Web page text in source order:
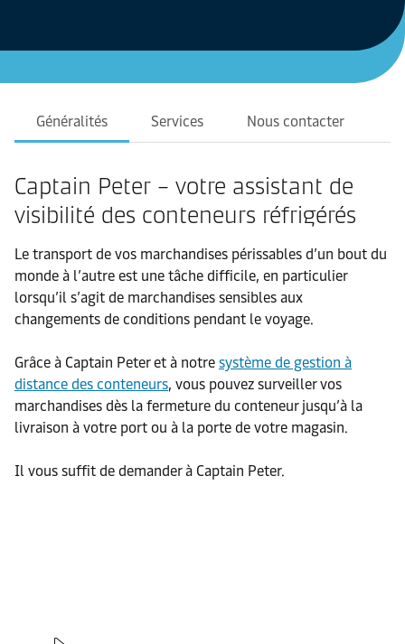
Généralités Services Nous contacter
Captain Peter – votre assistant de
visibilité des conteneurs réfrigérés
Le transport de vos marchandises périssables d’un bout du
monde à l’autre est une tâche difficile, en particulier
lorsqu’il s’agit de marchandises sensibles aux
changements de conditions pendant le voyage.
Grâce à Captain Peter et à notre système de gestion à
distance des conteneurs, vous pouvez surveiller vos
marchandises dès la fermeture du conteneur jusqu’à la
livraison à votre port ou à la porte de votre magasin.
Il vous suffit de demander à Captain Peter.